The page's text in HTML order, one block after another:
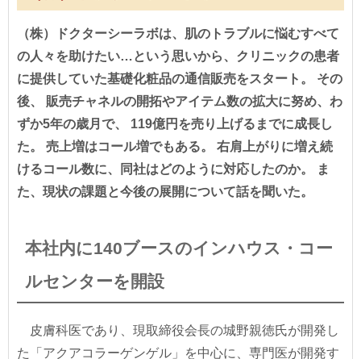
（株）ドクターシーラボは、肌のトラブルに悩むすべて
の人々を助けたい…という思いから、クリニックの患者
に提供していた基礎化粧品の通信販売をスタート。 その
後、 販売チャネルの開拓やアイテム数の拡大に努め、わ
ずか5年の歳月で、 119億円を売り上げるまでに成長し
た。 売上増はコール増でもある。 右肩上がりに増え続
けるコール数に、同社はどのように対応したのか。 ま
た、現状の課題と今後の展開について話を聞いた。
本社内に140ブースのインハウス・コー
ルセンターを開設
皮膚科医であり、現取締役会長の城野親徳氏が開発し
た「アクアコラーゲンゲル」を中心に、専門医が開発す